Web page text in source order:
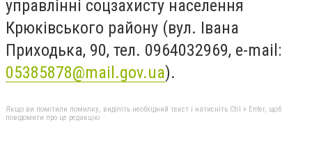
управлінні соцзахисту населення
Крюківського району (вул. Івана
Приходька, 90, тел. 0964032969, е-mail:
05385878@mail.gov.ua).
Якщо ви помітили помилку, виділіть необхідний текст і натисніть Ctrl + Enter, щоб
повідомити про це редакцію